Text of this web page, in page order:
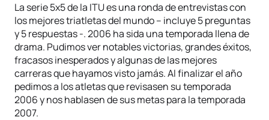
La serie 5x5 de la ITU es una ronda de entrevistas con
los mejores triatletas del mundo – incluye 5 preguntas
y 5 respuestas -. 2006 ha sida una temporada llena de
drama. Pudimos ver notables victorias, grandes éxitos,
fracasos inesperados y algunas de las mejores
carreras que hayamos visto jamás. Al finalizar el año
pedimos a los atletas que revisasen su temporada
2006 y nos hablasen de sus metas para la temporada
2007.